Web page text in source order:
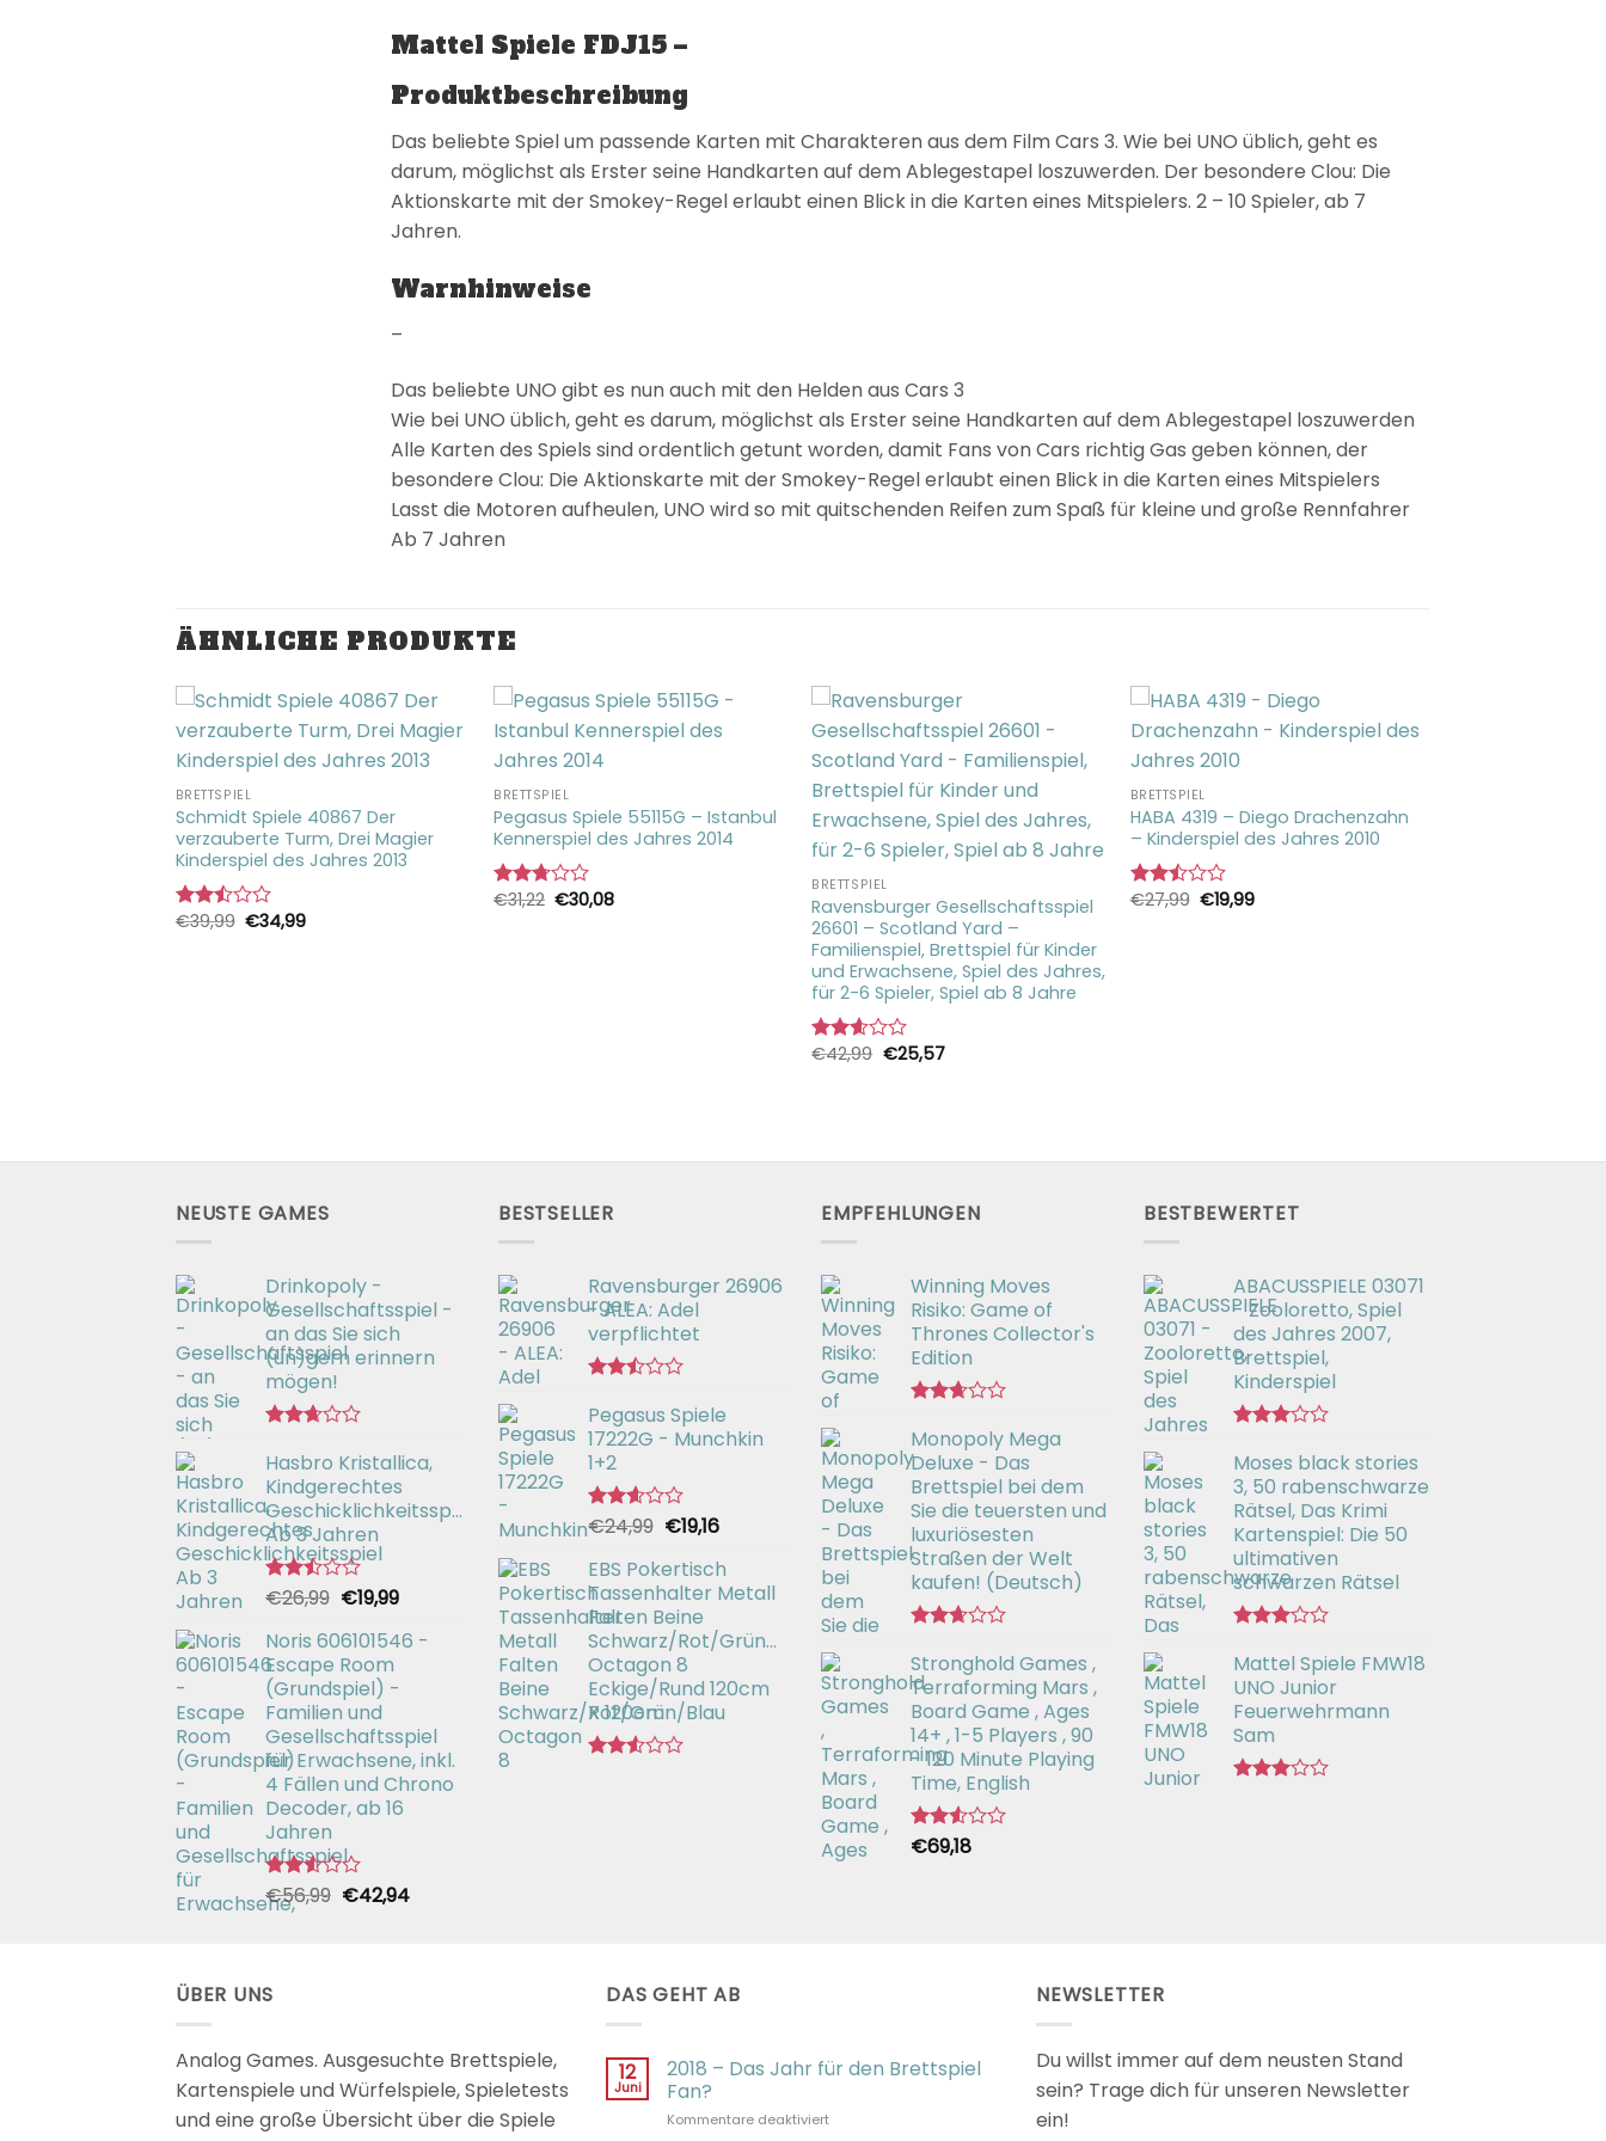
Mattel Spiele FDJ15 –
Produktbeschreibung
Das beliebte Spiel um passende Karten mit Charakteren aus dem Film Cars 3. Wie bei UNO üblich, geht es
darum, möglichst als Erster seine Handkarten auf dem Ablegestapel loszuwerden. Der besondere Clou: Die
Aktionskarte mit der Smokey-Regel erlaubt einen Blick in die Karten eines Mitspielers. 2 – 10 Spieler, ab 7
Jahren.
Warnhinweise
–
Das beliebte UNO gibt es nun auch mit den Helden aus Cars 3
Wie bei UNO üblich, geht es darum, möglichst als Erster seine Handkarten auf dem Ablegestapel loszuwerden
Alle Karten des Spiels sind ordentlich getunt worden, damit Fans von Cars richtig Gas geben können, der
besondere Clou: Die Aktionskarte mit der Smokey-Regel erlaubt einen Blick in die Karten eines Mitspielers
Lasst die Motoren aufheulen, UNO wird so mit quitschenden Reifen zum Spaß für kleine und große Rennfahrer
Ab 7 Jahren
ÄHNLICHE PRODUKTE
BRETTSPIEL
Schmidt Spiele 40867 Der
verzauberte Turm, Drei Magier
Kinderspiel des Jahres 2013
Bewertet
€39,99 Ursprünglicher
Preis
€34,99Aktueller
BRETTSPIEL
Pegasus Spiele 55115G – Istanbul
Kennerspiel des Jahres 2014
Bewertet
€31,22 Ursprünglicher
Preis
€30,08Aktueller
BRETTSPIEL
Ravensburger Gesellschaftsspiel
26601 – Scotland Yard –
Familienspiel, Brettspiel für Kinder
und Erwachsene, Spiel des Jahres,
für 2-6 Spieler, Spiel ab 8 Jahre
Bewertet
€42,99 Ursprünglicher
Preis
€25,57Aktueller
BRETTSPIEL
HABA 4319 – Diego Drachenzahn
– Kinderspiel des Jahres 2010
Bewertet
€27,99 Ursprünglicher
Preis
€19,99Aktueller
NEUSTE GAMES
Drinkopoly -
Gesellschaftsspiel -
an das Sie sich
(un)gern erinnern
mögen!
mit
2.67
von 5
Hasbro Kristallica,
Kindgerechtes
Geschicklichkeitsspiel
Ab 3 Jahren
Bewertet
2.49
von 5
€26,99 Ursprünglicher
war:
€26,99
€19,99Aktueller
ist:
Noris 606101546 -
Escape Room
(Grundspiel) -
Familien und
Gesellschaftsspiel
für Erwachsene, inkl.
4 Fällen und Chrono
Decoder, ab 16
Jahren
Bewertet
mit
€56,99 Ursprünglicher
€42,94Aktueller
BESTSELLER
Ravensburger 26906
- ALEA: Adel
verpflichtet
mit
2.49
von 5
Pegasus Spiele
17222G - Munchkin
1+2
Bewertet
2.57
von 5
€24,99 Ursprünglicher
war:
€24,99
€19,16Aktueller
ist:
€19,16.
EBS Pokertisch
Tassenhalter Metall
Falten Beine
Schwarz/Rot/Grün/Blau
Octagon 8
Eckige/Rund 120cm
X 120cm
EMPFEHLUNGEN
Winning Moves
Risiko: Game of
Thrones Collector's
Edition
mit
2.66
von 5
Monopoly Mega
Deluxe - Das
Brettspiel bei dem
Sie die teuersten und
luxuriösesten
Straßen der Welt
kaufen! (Deutsch)
mit
2.64
von 5
Stronghold Games ,
Terraforming Mars ,
Board Game , Ages
14+ , 1-5 Players , 90
- 120 Minute Playing
Time, English
Bewertet
€69,18
BESTBEWERTET
ABACUSSPIELE 03071
- Zooloretto, Spiel
des Jahres 2007,
Brettspiel,
Kinderspiel
mit
3.02
von 5
Moses black stories
3, 50 rabenschwarze
Rätsel, Das Krimi
Kartenspiel: Die 50
ultimativen
schwarzen Rätsel
mit
3.00
von 5
Mattel Spiele FMW18
UNO Junior
Feuerwehrmann
Sam
ÜBER UNS
Analog Games. Ausgesuchte Brettspiele,
Kartenspiele und Würfelspiele, Spieletests
und eine große Übersicht über die Spiele
DAS GEHT AB
12
Juni
2018 – Das Jahr für den Brettspiel
Fan?
Kommentare deaktiviertfür
NEWSLETTER
Du willst immer auf dem neusten Stand
sein? Trage dich für unseren Newsletter
ein!